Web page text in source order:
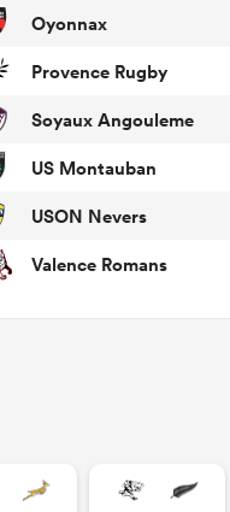
Oyonnax
Provence Rugby
Soyaux Angouleme
US Montauban
USON Nevers
Valence Romans